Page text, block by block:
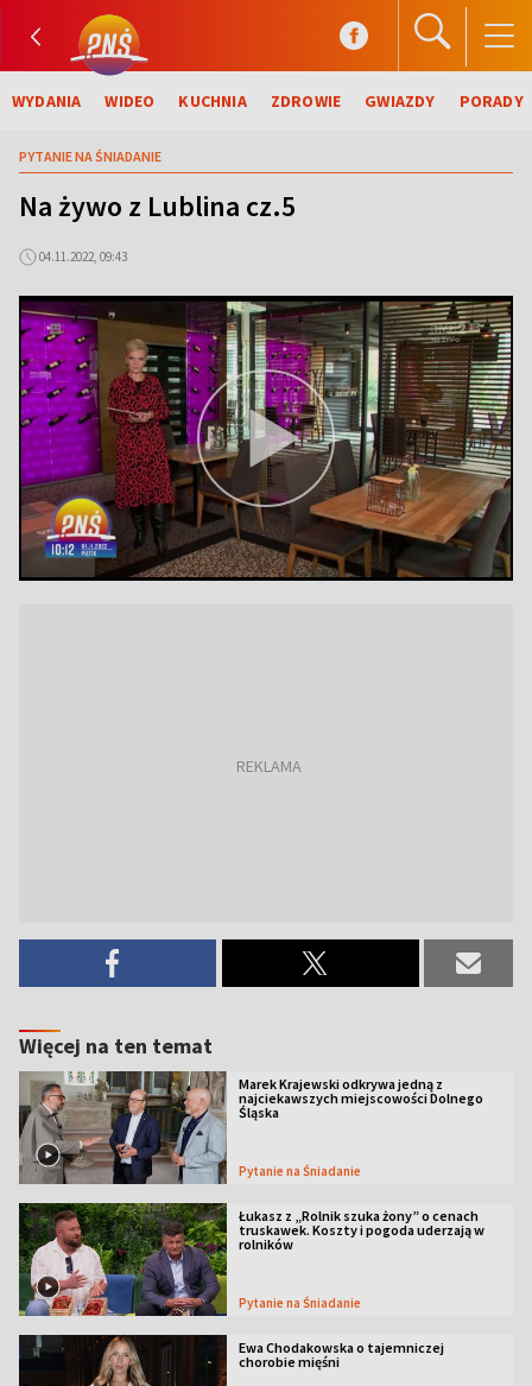
WYDANIA WIDEO KUCHNIA ZDROWIE GWIAZDY PORADY
PYTANIE NA ŚNIADANIE
Na żywo z Lublina cz.5
04.11.2022, 09:43
Więcej na ten temat
Marek Krajewski odkrywa jedną z
najciekawszych miejscowości Dolnego
Śląska
Pytanie na Śniadanie
Łukasz z „Rolnik szuka żony” o cenach
truskawek. Koszty i pogoda uderzają w
rolników
Pytanie na Śniadanie
Ewa Chodakowska o tajemniczej
chorobie mięśni